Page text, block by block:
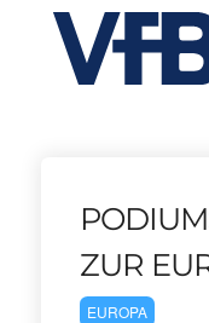
ZUR
EUROPA